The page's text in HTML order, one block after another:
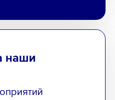
наши